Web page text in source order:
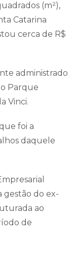
(m²),
Catarina
cerca de R$
administrado
Parque
Vinci.
foi a
daquele
gestão do ex-
ao
de